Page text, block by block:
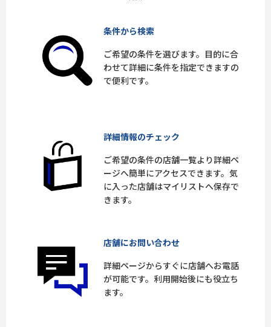
条件から検索
ご希望の条件を選びます。目的に合
わせて詳細に条件を指定できますの
で便利です。
詳細情報のチェック
ご希望の条件の店舗一覧より詳細ペ
ージへ簡単にアクセスできます。気
に入った店舗はマイリストへ保存で
きます。
店舗にお問い合わせ
詳細ページからすぐに店舗へお電話
が可能です。利用開始後にも役立ち
ます。